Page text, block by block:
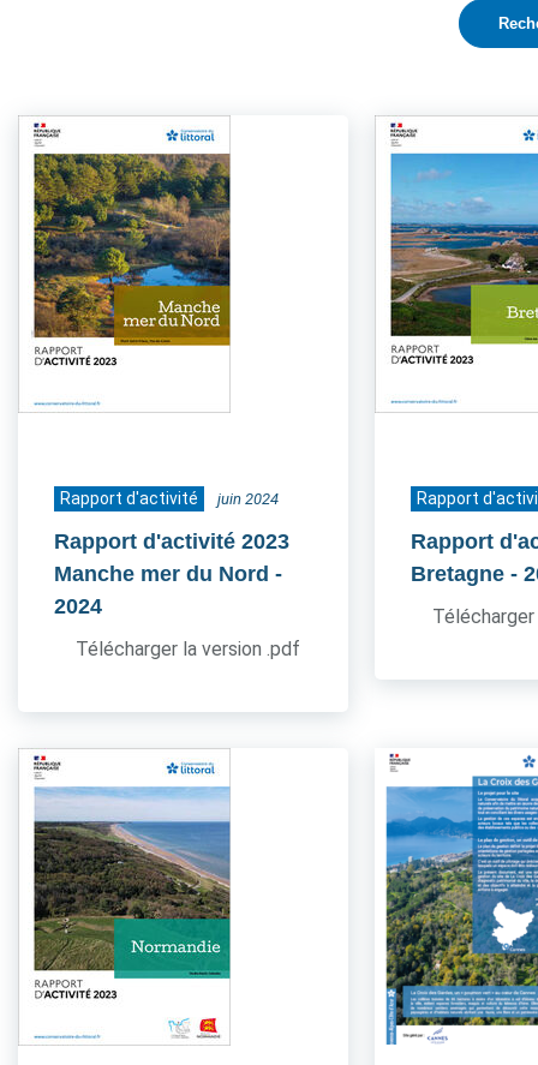
Rapport d'activité juin 2024
Rapport d'activité 2023
Manche mer du Nord -
2024
Télécharger la version .pdf
Rapport
Rapport
Bretagne -